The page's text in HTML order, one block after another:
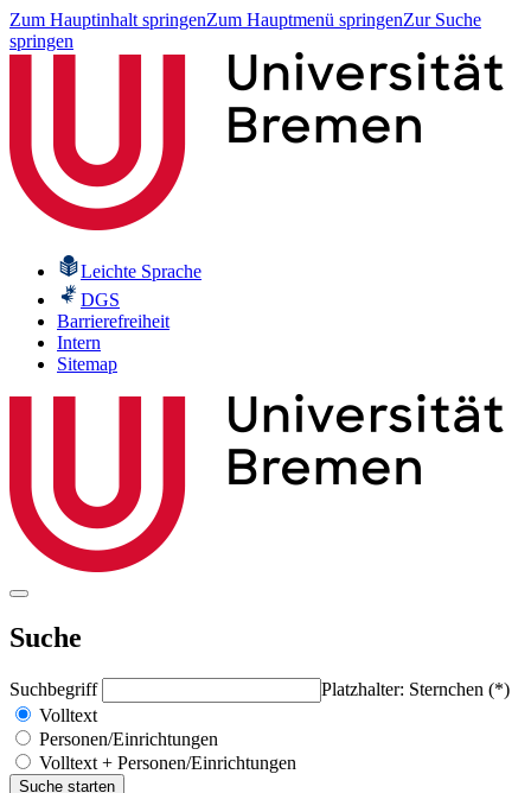
Zum Hauptinhalt springenZum Hauptmenü springenZur Suche
springen
Leichte Sprache
DGS
Barrierefreiheit
Intern
Sitemap
Suche
Suchbegriff
Platzhalter: Sternchen (*)
Volltext
Personen/Einrichtungen
Volltext + Personen/Einrichtungen